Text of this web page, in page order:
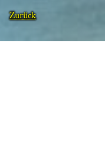
Zurück